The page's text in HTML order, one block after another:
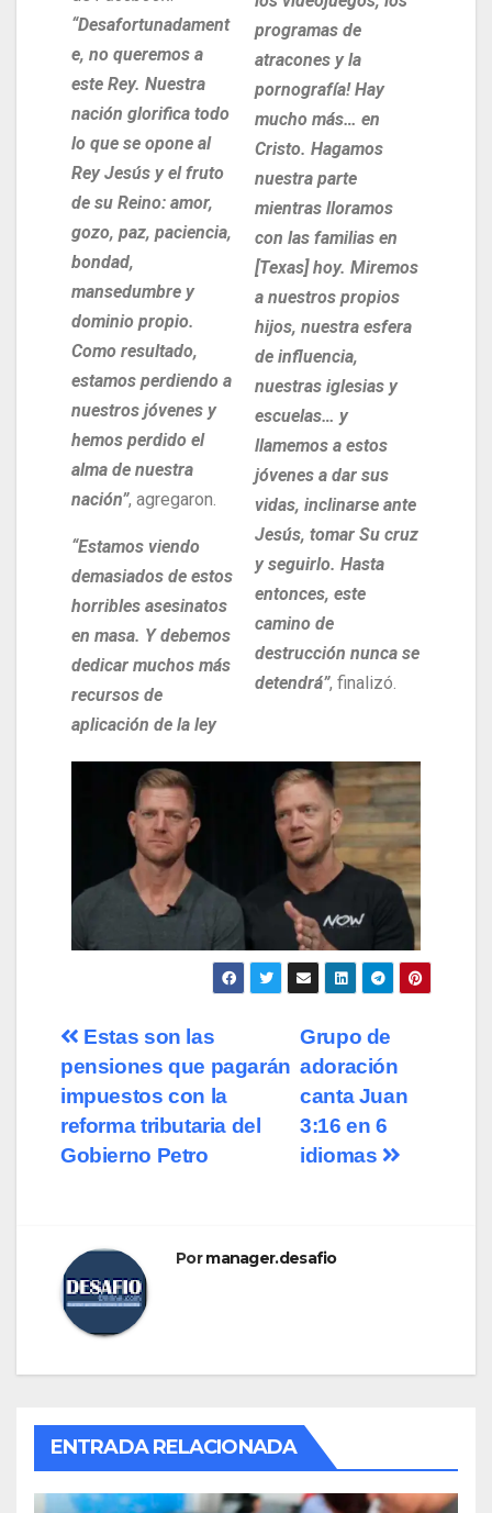
“Desafortunadament
e, no queremos a
este Rey. Nuestra
nación glorifica todo
lo que se opone al
Rey Jesús y el fruto
de su Reino: amor,
gozo, paz, paciencia,
bondad,
mansedumbre y
dominio propio.
Como resultado,
estamos perdiendo a
nuestros jóvenes y
hemos perdido el
alma de nuestra
nación”, agregaron.
“Estamos viendo
demasiados de estos
horribles asesinatos
en masa. Y debemos
dedicar muchos más
recursos de
aplicación de la ley
programas de
atracones y la
pornografía! Hay
mucho más… en
Cristo. Hagamos
nuestra parte
mientras lloramos
con las familias en
[Texas] hoy. Miremos
a nuestros propios
hijos, nuestra esfera
de influencia,
nuestras iglesias y
escuelas… y
llamemos a estos
jóvenes a dar sus
vidas, inclinarse ante
Jesús, tomar Su cruz
y seguirlo. Hasta
entonces, este
camino de
destrucción nunca se
detendrá”, finalizó.
Grupo de
adoración
canta Juan
3:16 en 6
idiomas
Estas son las
pensiones que pagarán
impuestos con la
reforma tributaria del
Gobierno Petro
Pormanager.desafio
ENTRADA RELACIONADA